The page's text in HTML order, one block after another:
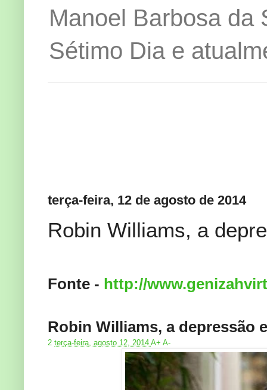
Manoel Barbosa da
Sétimo Dia e
terça-feira, 12 de agosto de 2014
Robin Williams, a
Fonte - http://
Robin Williams, a depressão
2 terça-feira, agosto 12, 2014 A+ A-